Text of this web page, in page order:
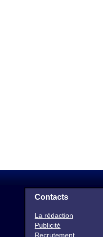
Contacts
La rédaction
Publicité
Recrutement